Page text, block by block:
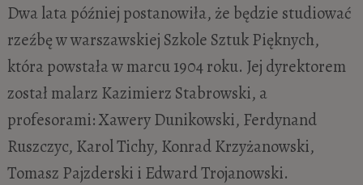
Dwa lata później postanowiła, że będzie studiować
rzeźbę w warszawskiej Szkole Sztuk Pięknych,
która powstała w marcu 1904 roku. Jej dyrektorem
został malarz Kazimierz Stabrowski, a
profesorami: Xawery Dunikowski, Ferdynand
Ruszczyc, Karol Tichy, Konrad Krzyżanowski,
Tomasz Pajzderski i Edward Trojanowski.